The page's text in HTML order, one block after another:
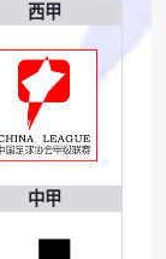
西甲
中甲